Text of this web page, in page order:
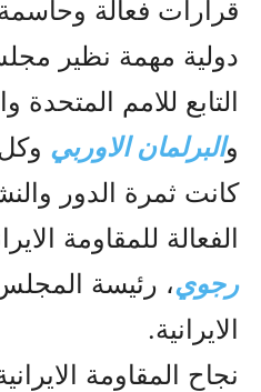
قرارات فعالة
دولية مهمة نظير
التابع للامم
والبرلمان الاوربي
کانت ثمرة الدور
الفعالة للمقاومة
رجوي، رئيسة
الايرانية.
نجاح المقاومة